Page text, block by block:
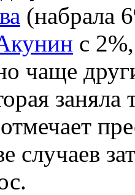
(набрала
с
чаще
случаев